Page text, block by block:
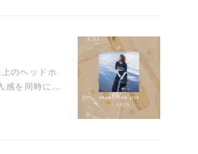
のヘッドホ
感を同時に…